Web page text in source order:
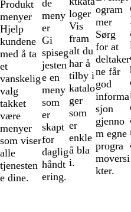
Produkt
menyer
Hjelp
kundene
med å ta
et
vanskelig
valg
takket
være
menyer
som viser
alle
tjenesten
e dine.
de
meny
er
Gi
spiseg
jesten
e en
meny
som
er
skapt
for
daglig
håndt
ering.
loger
Vis
fram
alt du
har å
tilby i
katalo
ger
som
er
enkle
å bla
i.
ogram
mer
Sørg
for at
deltaker
ne får
god
informa
sjon
gjenno
m egne
progra
moversi
kter.
av
9